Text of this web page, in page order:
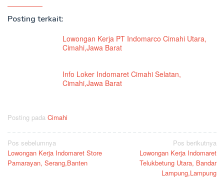
Posting terkait:
Lowongan Kerja PT Indomarco Cimahi Utara,
Cimahi,Jawa Barat
Info Loker Indomaret Cimahi Selatan,
Cimahi,Jawa Barat
Posting pada Cimahi
Navigasi
pos
Pos sebelumnya
Lowongan Kerja Indomaret Store
Pamarayan, Serang,Banten
Pos berikutnya
Lowongan Kerja Indomaret
Telukbetung Utara, Bandar
Lampung,Lampung